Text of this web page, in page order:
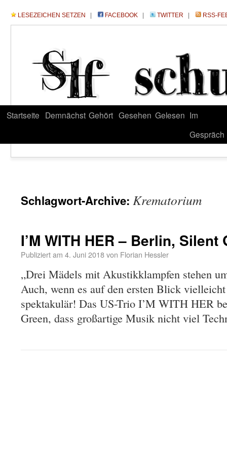
LESEZEICHEN SETZEN FACEBOOK TWITTER RSS-
Startseite Demnächst Gehört Gesehen Gelesen Im
Gespräch
Schlagwort-Archive: Krematorium
I’M WITH HER – Berlin, Silent
Publiziert am 4. Juni 2018von Florian Hessler
„Drei Mädels mit Akustikklampfen stehen
Auch, wenn es auf den ersten Blick
spektakulär! Das US-Trio I’M WITH HER
Green, dass großartige Musik nicht viel